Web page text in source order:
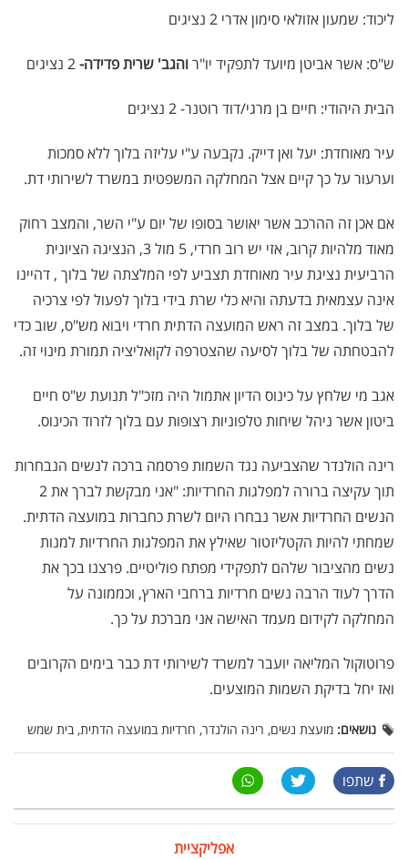
ליכוד: שמעון אזולאי סימון אדרי 2 נציגים
ש"ס: אשר אביטן מיועד לתפקיד יו"רוהגב' שרית פדידה-
הבית היהודי: חיים בן מרגי/דוד רוטנר- 2 נציגים
עיר מאוחדת: יעל ואן דייק. נקבעה ע"י עליזה בלוך ללא סמכות
וערעור על כך קיים אצל המחלקה המשפטית במשרד לשירותי דת.
אם אכן זה ההרכב אשר יאושר בסופו של יום ע"י השר, והמצב רחוק
מאוד מלהיות קרוב, אזי יש רוב חרדי, 5 מול 3, הנציגה הציונית
הרביעית נציגת עיר מאוחדת תצביע לפי המלצתה של בלוך , דהיינו
אינה עצמאית בדעתה והיא כלי שרת בידי בלוך לפעול לפי צרכיה
של בלוך. במצב זה ראש המועצה הדתית חרדי ויבוא מש"ס, שוב כדי
להבטחתה של בלוך לסיעה שהצטרפה לקואליציה תמורת מינוי זה.
אגב מי שלחץ על כינוס הדיון אתמול היה מזכ"ל תנועת ש"ס חיים
ביטון אשר ניהל שיחות טלפוניות רצופות עם בלוך לזרוד הכינוס.
רינה הולנדר שהצביעה נגד השמות פרסמה ברכה לנשים הנבחרות
תוך עקיצה ברורה למפלגות החרדיות: "אני מבקשת לברך את 2
הנשים החרדיות אשר נבחרו היום לשרת כחברות במועצה הדתית.
שמחתי להיות הקטליזטור שאילץ את המפלגות החרדיות למנות
נשים מהציבור שלהם לתפקידי מפתח פוליטיים. פרצנו בכך את
הדרך לעוד הרבה נשים חרדיות ברחבי הארץ, וכממונה על
המחלקה לקידום מעמד האישה אני מברכת על כך.
פרוטוקול המליאה יועבר למשרד לשירותי דת כבר בימים הקרובים
ואז יחל בדיקת השמות המוצעים.
נושאים: מועצת נשים, רינה הולנדר, חרדיות במועצה הדתית, בית שמש
שתפו
אפליקציית